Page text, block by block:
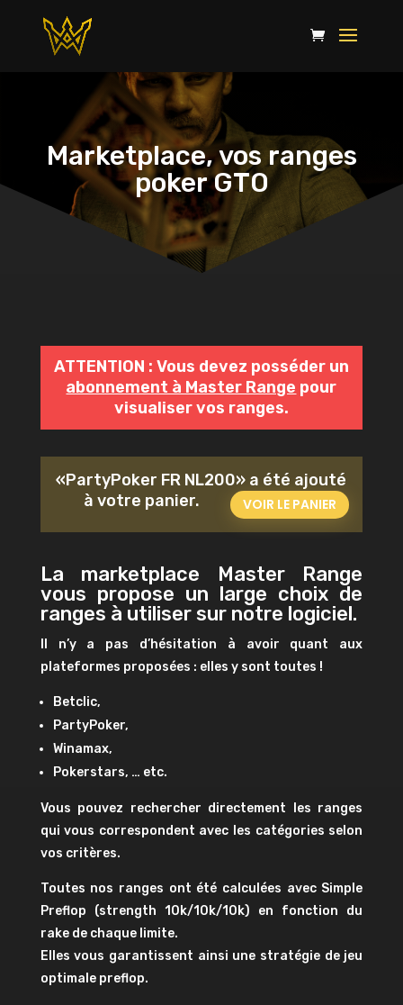
Marketplace, vos ranges
poker GTO
ATTENTION : Vous devez posséder un
abonnement à Master Range pour
visualiser vos ranges.
«PartyPoker FR NL200» a été ajouté
à votre panier.
VOIR LE PANIER
La marketplace Master Range
vous propose un large choix de
ranges à utiliser sur notre logiciel.
Il n’y a pas d’hésitation à avoir quant aux
plateformes proposées : elles y sont toutes !
Betclic,
PartyPoker,
Winamax,
Pokerstars, … etc.
Vous pouvez rechercher directement les ranges
qui vous correspondent avec les catégories selon
vos critères.
Toutes nos ranges ont été calculées avec Simple
Preflop (strength 10k/10k/10k) en fonction du
rake de chaque limite.
Elles vous garantissent ainsi une stratégie de jeu
optimale preflop.